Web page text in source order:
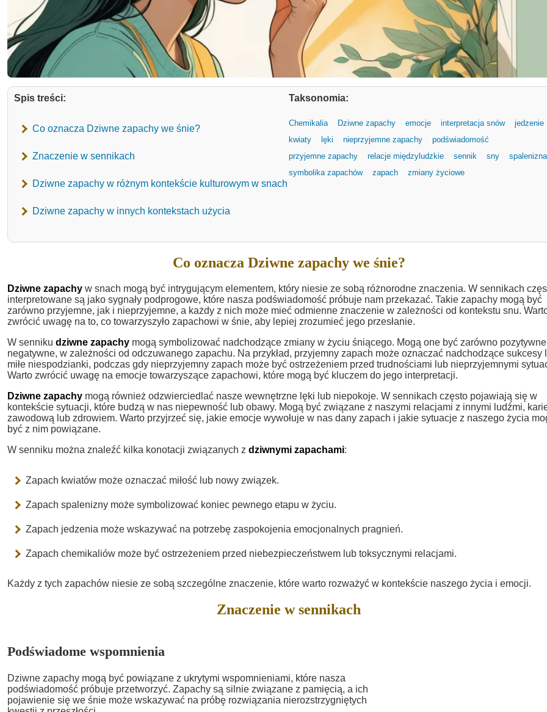
Spis treści:
Co oznacza Dziwne zapachy we śnie?
Znaczenie w sennikach
Dziwne zapachy w różnym kontekście kulturowym w snach
Dziwne zapachy w innych kontekstach użycia
Taksonomia:
Chemikalia Dziwne zapachy emocje interpretacja snów
jedzenie
kwiaty
lęki nieprzyjemne zapachy
podświadomość
przyjemne zapachy
relacje międzyludzkie sennik sny
spalenizna
symbolika zapachów
zapach zmiany życiowe
Co oznacza Dziwne zapachy we śnie?
Dziwne zapachy w snach mogą być intrygującym elementem, który niesie ze sobą różnorodne znaczenia. W sennikach
interpretowane są jako sygnały podprogowe, które nasza podświadomość próbuje nam przekazać. Takie zapachy mogą być
zarówno przyjemne, jak i nieprzyjemne, a każdy z nich może mieć odmienne znaczenie w zależności od kontekstu snu.
zwrócić uwagę na to, co towarzyszyło zapachowi w śnie, aby lepiej zrozumieć jego przesłanie.
W senniku dziwne zapachy mogą symbolizować nadchodzące zmiany w życiu śniącego. Mogą one być zarówno
negatywne, w zależności od odczuwanego zapachu. Na przykład, przyjemny zapach może oznaczać nadchodzące sukcesy
miłe niespodzianki, podczas gdy nieprzyjemny zapach może być ostrzeżeniem przed trudnościami lub nieprzyjemnymi
Warto zwrócić uwagę na emocje towarzyszące zapachowi, które mogą być kluczem do jego interpretacji.
Dziwne zapachy mogą również odzwierciedlać nasze wewnętrzne lęki lub niepokoje. W sennikach często pojawiają się w
kontekście sytuacji, które budzą w nas niepewność lub obawy. Mogą być związane z naszymi relacjami z innymi ludźmi,
zawodową lub zdrowiem. Warto przyjrzeć się, jakie emocje wywołuje w nas dany zapach i jakie sytuacje z naszego życia
być z nim powiązane.
W senniku można znaleźć kilka konotacji związanych z dziwnymi zapachami:
Zapach kwiatów może oznaczać miłość lub nowy związek.
Zapach spalenizny może symbolizować koniec pewnego etapu w życiu.
Zapach jedzenia może wskazywać na potrzebę zaspokojenia emocjonalnych pragnień.
Zapach chemikaliów może być ostrzeżeniem przed niebezpieczeństwem lub toksycznymi relacjami.
Każdy z tych zapachów niesie ze sobą szczególne znaczenie, które warto rozważyć w kontekście naszego życia i emocji.
Znaczenie w sennikach
Podświadome wspomnienia
Dziwne zapachy mogą być powiązane z ukrytymi wspomnieniami, które nasza
podświadomość próbuje przetworzyć. Zapachy są silnie związane z pamięcią, a ich
pojawienie się we śnie może wskazywać na próbę rozwiązania nierozstrzygniętych